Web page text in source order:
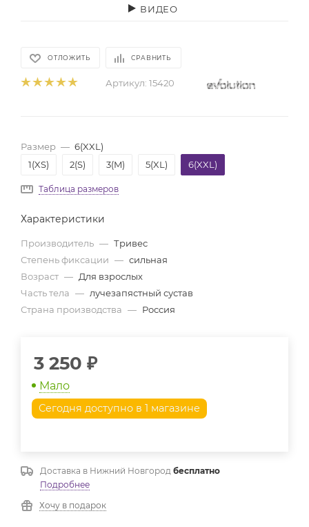
ВИДЕО
ОТЛОЖИТЬ СРАВНИТЬ
Артикул: 15420
Размер — 6(XXL)
1(XS)
2(S) 3(M) 5(XL) 6(XXL)
Таблица размеров
Характеристики
Производитель — Тривес
Степень фиксации — сильная
Возраст — Для взрослых
Часть тела — лучезапястный сустав
Страна производства — Россия
3 250 ₽
Мало
Сегодня доступно в 1 магазине
Доставка в Нижний Новгород бесплатно
Подробнее
Хочу в подарок